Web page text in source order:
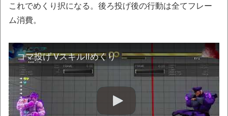
これでめくり択になる。後ろ投げ後の行動は全てフレー
ム消費。
コマ投げ VスキルⅡめくり